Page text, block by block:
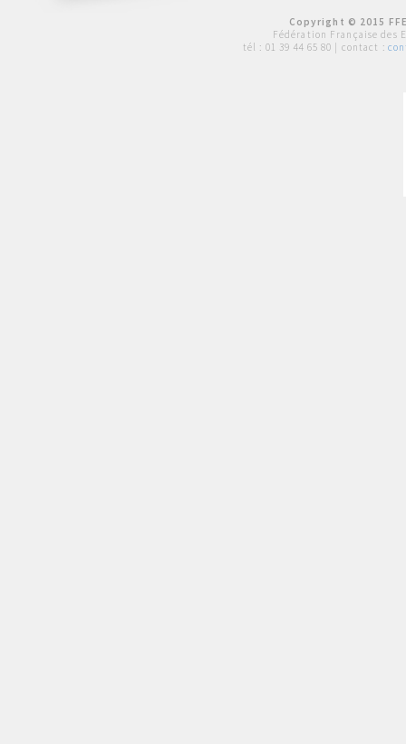
Copyright © 2015
Fédération Française des
tél : 01 39 44 65 80 | contact :